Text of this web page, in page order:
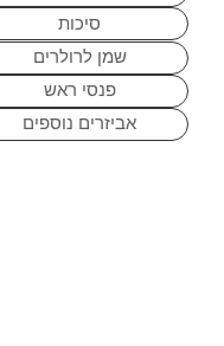
סיכות
שמן לרולרים
פנסי ראש
אביזרים נוספים